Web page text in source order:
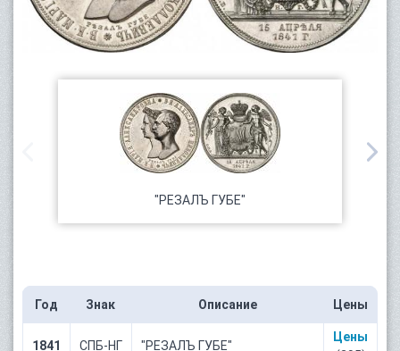
"РЕЗАЛЪ ГУБЕ"
Год Знак Описание Цены
1841 СПБ-НГ "РЕЗАЛЪ ГУБЕ"
Цены